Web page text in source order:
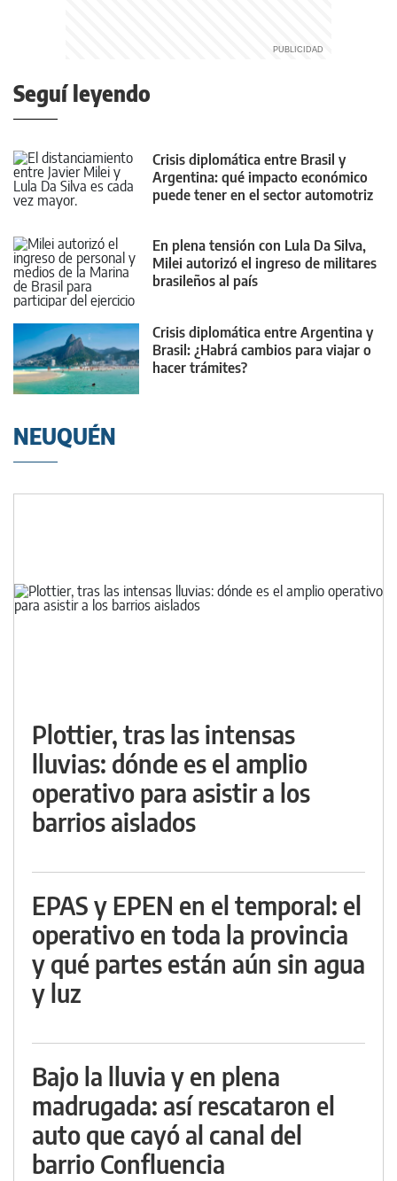
Seguí leyendo
Crisis diplomática entre Brasil y
Argentina: qué impacto económico
puede tener en el sector automotriz
En plena tensión con Lula Da Silva,
Milei autorizó el ingreso de militares
brasileños al país
Crisis diplomática entre Argentina y
Brasil: ¿Habrá cambios para viajar o
hacer trámites?
NEUQUÉN
Plottier, tras las intensas
lluvias: dónde es el amplio
operativo para asistir a los
barrios aislados
EPAS y EPEN en el temporal: el
operativo en toda la provincia
y qué partes están aún sin agua
y luz
Bajo la lluvia y en plena
madrugada: así rescataron el
auto que cayó al canal del
barrio Confluencia